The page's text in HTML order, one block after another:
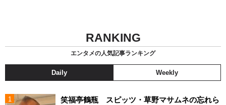
RANKING
エンタメの人気記事ランキング
Daily Weekly
笑福亭鶴瓶 スピッツ・草野マサムネの忘れら